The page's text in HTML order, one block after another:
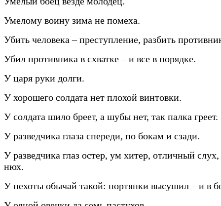
Умелому воину зима не помеха.
Убить человека – преступление, разбить
Убил противника в схватке – и все в порядке.
У царя руки долги.
У хорошего солдата нет плохой винтовки.
У солдата шило бреет, а шубы нет, так палка греет.
У разведчика глаза спереди, по бокам и сзади.
У разведчика глаз остер, ум хитер, отличный
нюх.
У пехоты обычай такой: портянки высушил – и в